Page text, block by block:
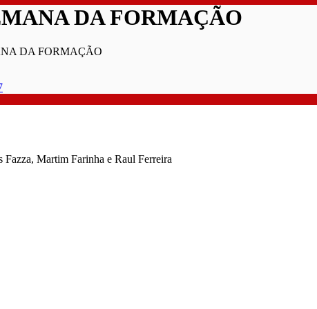
DA FORMAÇÃO
DA FORMAÇÃO
Martim Farinha e Raul Ferreira